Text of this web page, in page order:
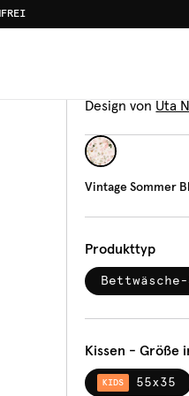
Design von Uta
Vintage Sommer
Produkttyp
Kissen - Größe
KIDS 55x35